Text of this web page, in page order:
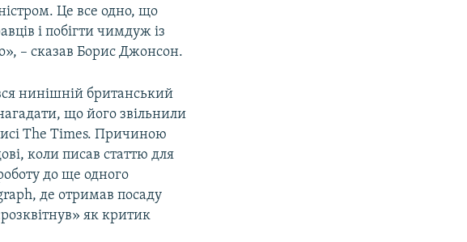
Це все одно, що
і побігти чимдуж із
– сказав Борис Джонсон.
нинішній британський
що його звільнили
The Times. Причиною
коли писав статтю для
до ще одного
де отримав посаду
як критик